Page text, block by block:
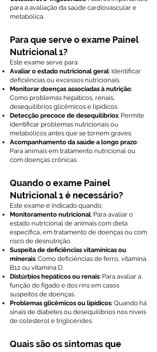
para a avaliação da saúde cardiovascular e
metabólica.
Para que serve o exame Painel
Nutricional 1?
Este exame serve para:
Avaliar o estado nutricional geral: Identificar
deficiências ou excessos nutricionais.
Monitorar doenças associadas à nutrição:
Como problemas hepáticos, renais,
desequilíbrios glicêmicos e lipídicos.
Detecção precoce de desequilíbrios: Permite
identificar problemas nutricionais ou
metabólicos antes que se tornem graves.
Acompanhamento da saúde a longo prazo:
Para animais em tratamento nutricional ou
com doenças crônicas.
Quando o exame Painel
Nutricional 1 é necessário?
Este exame é indicado quando:
Monitoramento nutricional: Para avaliar o
estado nutricional de animais com dieta
específica, em tratamento de doenças ou com
risco de desnutrição.
Suspeita de deficiências vitamínicas ou
minerais: Como deficiências de ferro, vitamina
B12 ou vitamina D.
Distúrbios hepáticos ou renais: Para avaliar a
função do fígado e dos rins em casos
suspeitos de doenças.
Problemas glicêmicos ou lipídicos: Quando há
sinais de diabetes ou desequilíbrios nos níveis
de colesterol e triglicérides.
Quais são os sintomas que